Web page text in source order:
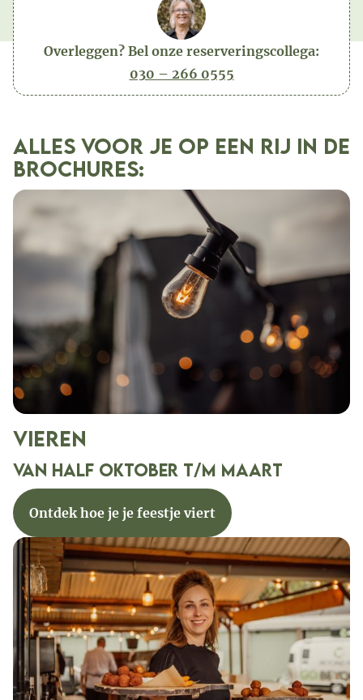
Overleggen? Bel onze reserveringscollega:
030 – 266 0555
Alles voor je op een rij in de
Brochures:
Vieren
van half oktober t/m maart
Ontdek hoe je je feestje viert